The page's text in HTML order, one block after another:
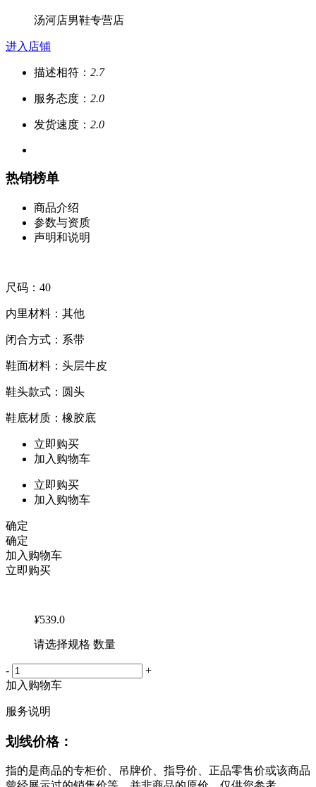
汤河店男鞋专营店
进入店铺
描述相符： 2.7
服务态度： 2.0
发货速度： 2.0
热销榜单
商品介绍
参数与资质
声明和说明
尺码：40
内里材料：其他
闭合方式：系带
鞋面材料：头层牛皮
鞋头款式：圆头
鞋底材质：橡胶底
立即购买
加入购物车
立即购买
加入购物车
确定
确定
加入购物车
立即购买
¥539.0
请选择规格 数量
-
+
加入购物车
服务说明
划线价格：
指的是商品的专柜价、吊牌价、指导价、正品零售价或该商品